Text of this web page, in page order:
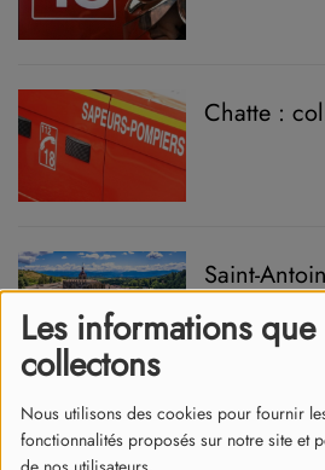
Les informations
collectons
Nous utilisons des cookies pour fournir
fonctionnalités proposés sur notre site et
Chatte :
Saint-
pour "Le
Top